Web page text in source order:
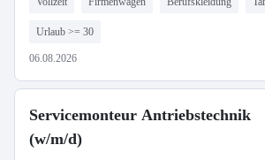
Urlaub >= 30
06.08.2026
Servicemonteur Antriebstechnik
(w/m/d)